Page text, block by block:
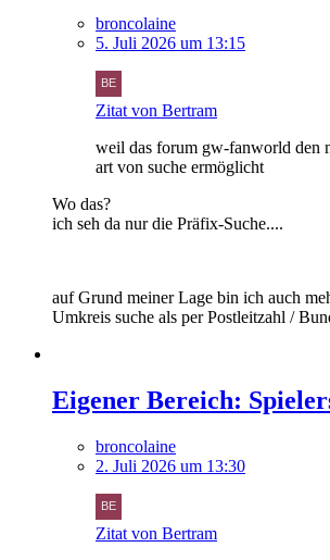
broncolaine
5. Juli 2026 um 13:15
Zitat von Bertram
weil das forum gw-fanworld den
art von suche ermöglicht
Wo das?
ich seh da nur die Präfix-Suche....
auf Grund meiner Lage bin ich auch
Umkreis suche als per Postleitzahl /
Eigener Bereich:
broncolaine
2. Juli 2026 um 13:30
Zitat von Bertram